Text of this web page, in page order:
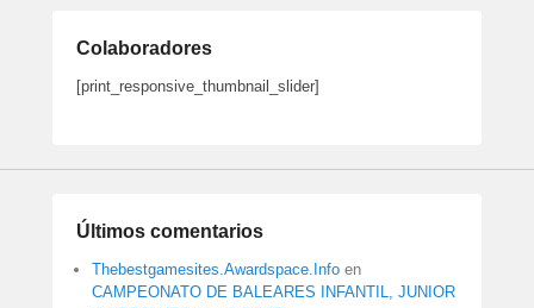
Colaboradores
[print_responsive_thumbnail_slider]
Últimos comentarios
Thebestgamesites.Awardspace.Info en
CAMPEONATO DE BALEARES INFANTIL, JUNIOR